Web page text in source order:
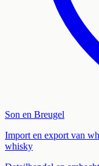
Son en Breugel
Import en export van
whisky